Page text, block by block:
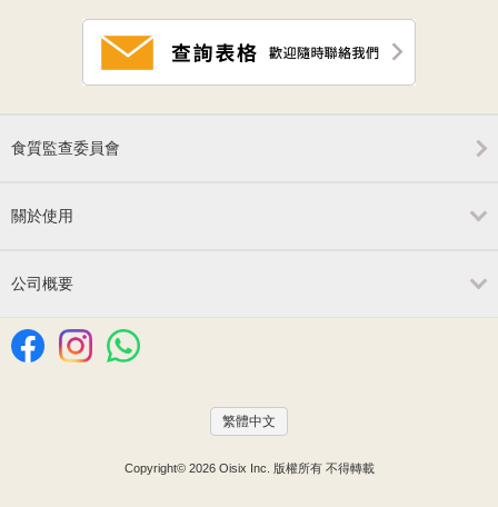
食質監查委員會
關於使用
公司概要
繁體中文
Copyright© 2026 Oisix Inc. 版權所有 不得轉載